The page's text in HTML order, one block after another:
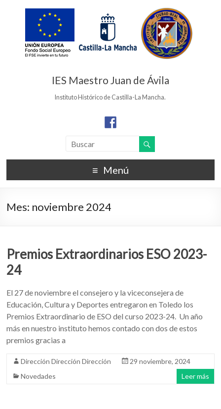
IES Maestro Juan de Ávila
Instituto Histórico de Castilla-La Mancha.
Menú
Mes: noviembre 2024
Premios Extraordinarios ESO 2023-
24
El 27 de noviembre el consejero y la viceconsejera de
Educación, Cultura y Deportes entregaron en Toledo los
Premios Extraordinario de ESO del curso 2023-24. Un año
más en nuestro instituto hemos contado con dos de estos
premios gracias a
Dirección Dirección Dirección
29 noviembre, 2024
Novedades
Leer más